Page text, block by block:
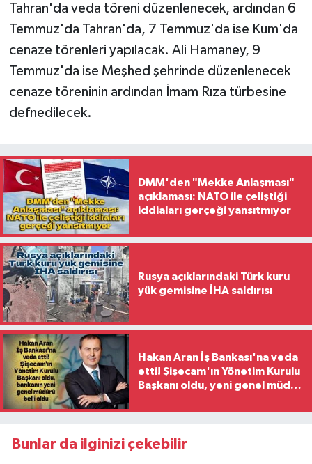
Tahran'da veda töreni düzenlenecek, ardından 6
Temmuz'da Tahran'da, 7 Temmuz'da ise Kum'da
cenaze törenleri yapılacak. Ali Hamaney, 9
Temmuz'da ise Meşhed şehrinde düzenlenecek
cenaze töreninin ardından İmam Rıza türbesine
defnedilecek.
DMM'den "Mekke Anlaşması"
açıklaması: NATO ile çeliştiği
iddiaları gerçeği yansıtmıyor
Rusya açıklarındaki Türk kuru
yük gemisine İHA saldırısı
Hakan Aran İş Bankası'na veda
etti! Şişecam'ın Yönetim Kurulu
Başkanı oldu, yeni genel müdür
Bunlar da ilginizi çekebilir